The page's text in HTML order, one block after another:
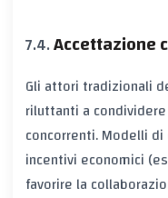
Accettazione
Gli attori tradizionali
riluttanti a
concorrenti. Modelli di
incentivi economici
favorire la